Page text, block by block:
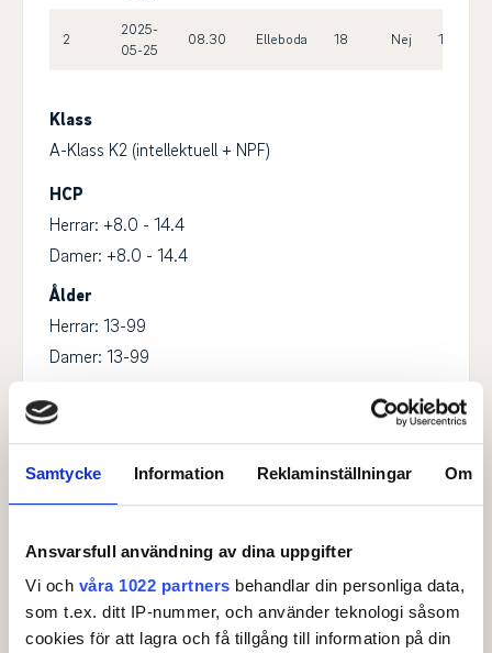
Samtycke Information Reklaminställningar Om
Ansvarsfull användning av dina uppgifter
Vi och våra 1022 partners behandlar din personliga data,
som t.ex. ditt IP-nummer, och använder teknologi såsom
cookies för att lagra och få tillgång till information på din
2
2025-
05-25
08.30 Elleboda 18 Nej 14.4
Klass
A-Klass K2 (intellektuell + NPF)
HCP
Herrar: +8.0 - 14.4
Damer: +8.0 - 14.4
Ålder
Herrar: 13-99
Damer: 13-99
Spelform
Singel
Ronder
2
Klasstyp
Individuell
Spelsätt
Slagspel